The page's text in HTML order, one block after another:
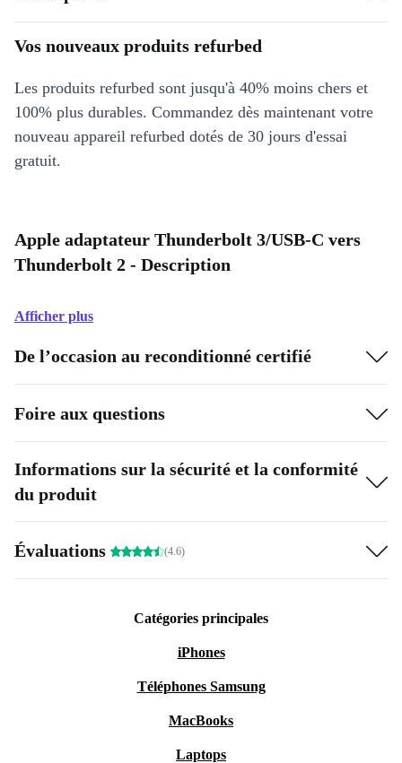
Vos nouveaux produits refurbed
Les produits refurbed sont jusqu'à 40% moins chers et
100% plus durables. Commandez dès maintenant votre
nouveau appareil refurbed dotés de 30 jours d'essai
gratuit.
Apple adaptateur Thunderbolt 3/USB-C vers
Thunderbolt 2 - Description
Afficher plus
De l’occasion au reconditionné certifié
Foire aux questions
Informations sur la sécurité et la conformité
du produit
Évaluations (4.6)
Catégories principales
iPhones
Téléphones Samsung
MacBooks
Laptops